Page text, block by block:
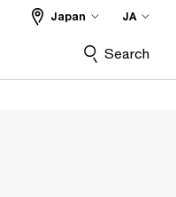
Japan JA
Search